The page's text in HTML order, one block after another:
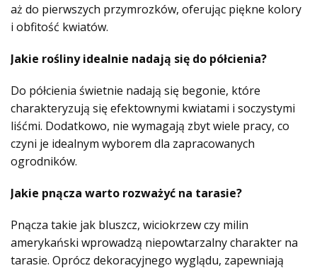
aż do pierwszych przymrozków, oferując piękne kolory
i obfitość kwiatów.
Jakie rośliny idealnie nadają się do półcienia?
Do półcienia świetnie nadają się begonie, które
charakteryzują się efektownymi kwiatami i soczystymi
liśćmi. Dodatkowo, nie wymagają zbyt wiele pracy, co
czyni je idealnym wyborem dla zapracowanych
ogrodników.
Jakie pnącza warto rozważyć na tarasie?
Pnącza takie jak bluszcz, wiciokrzew czy milin
amerykański wprowadzą niepowtarzalny charakter na
tarasie. Oprócz dekoracyjnego wyglądu, zapewniają